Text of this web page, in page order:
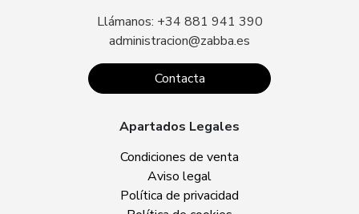
Llámanos: +34 881 941 390
administracion@zabba.es
Contacta
Apartados Legales
Condiciones de venta
Aviso legal
Política de privacidad